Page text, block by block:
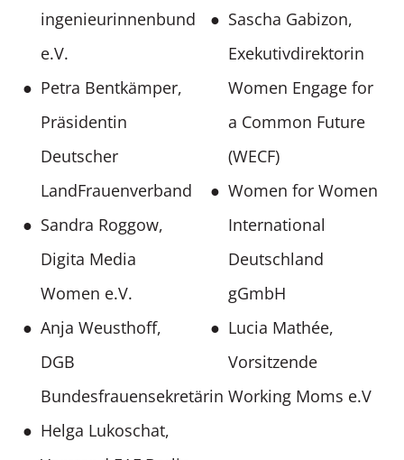
ingenieurinnenbund
e.V.
Petra Bentkämper,
Präsidentin
Deutscher
LandFrauenverband
Sandra Roggow,
Digita Media
Women e.V.
Anja Weusthoff,
DGB
Bundesfrauensekretärin
Helga Lukoschat,
Sascha Gabizon,
Exekutivdirektorin
Women Engage for
a Common Future
(WECF)
Women for Women
International
Deutschland
gGmbH
Lucia Mathée,
Vorsitzende
Working Moms e.V